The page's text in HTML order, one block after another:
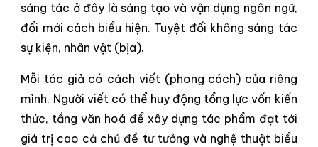
sáng tác ở đây là sáng tạo và vận dụng ngôn ngữ,
đổi mới cách biểu hiện. Tuyệt đối không sáng tác
sự kiện, nhân vật (bịa).
Mỗi tác giả có cách viết (phong cách) của riêng
mình. Người viết có thể huy động tổng lực vốn kiến
thức, tầng văn hoá để xây dựng tác phẩm đạt tới
giá trị cao cả chủ đề tư tưởng và nghệ thuật biểu